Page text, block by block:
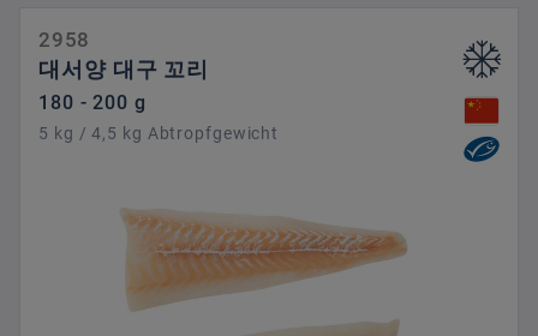
2958
대서양 대구 꼬리
180 - 200 g
5 kg / 4,5 kg Abtropfgewicht